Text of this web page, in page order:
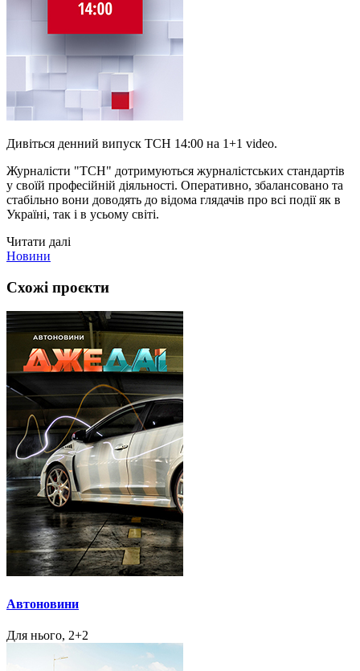
Дивіться денний випуск ТСН 14:00 на 1+1 video.
Журналісти "ТСН" дотримуються журналістських стандартів
у своїй професійній діяльності. Оперативно, збалансовано та
стабільно вони доводять до відома глядачів про всі події як в
Україні, так і в усьому світі.
Читати далі
Новини
Схожі проєкти
Автоновини
Для нього, 2+2